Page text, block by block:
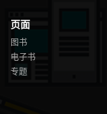
页面
图书
电子书
专题